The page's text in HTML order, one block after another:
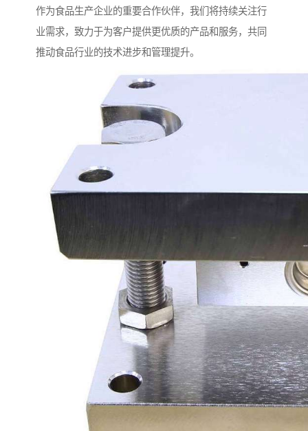
作为食品生产企业的重要合作伙伴，我们将持续关注行
业需求，致力于为客户提供更优质的产品和服务，共同
推动食品行业的技术进步和管理提升。